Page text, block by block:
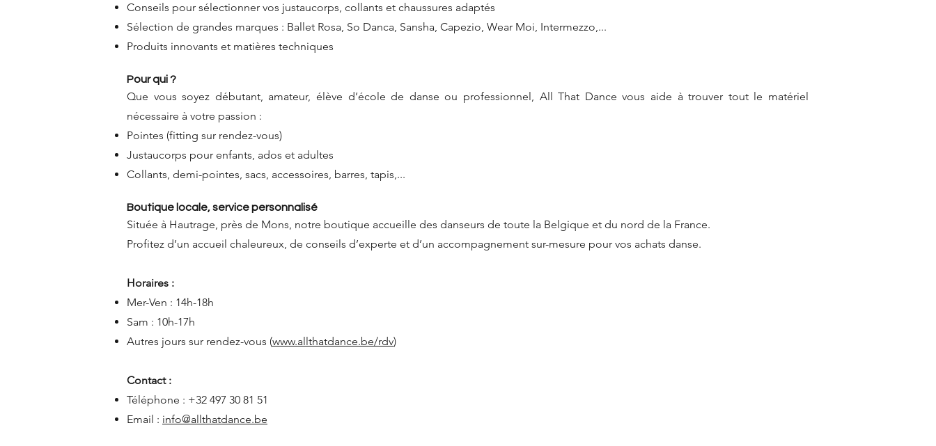
Conseils pour sélectionner vos justaucorps, collants et chaussures adaptés
Sélection de grandes marques : Ballet Rosa, So Danca, Sansha, Capezio, Wear Moi, Intermezzo,...
Produits innovants et matières techniques
Pour qui ?
Que vous soyez débutant, amateur, élève d’école de danse ou professionnel, All That Dance vous aide à trouver tout le matériel
nécessaire à votre passion :
Pointes (fitting sur rendez-vous)
Justaucorps pour enfants, ados et adultes
Collants, demi-pointes, sacs, accessoires, barres, tapis,...
Boutique locale, service personnalisé
Située à Hautrage, près de Mons, notre boutique accueille des danseurs de toute la Belgique et du nord de la France.
Profitez d’un accueil chaleureux, de conseils d’experte et d’un accompagnement sur-mesure pour vos achats danse.
Horaires :
Mer-Ven : 14h-18h
Sam : 10h-17h
Autres jours sur rendez-vous (www.allthatdance.be/rdv)
Contact :
Téléphone : +32 497 30 81 51
Email : info@allthatdance.be